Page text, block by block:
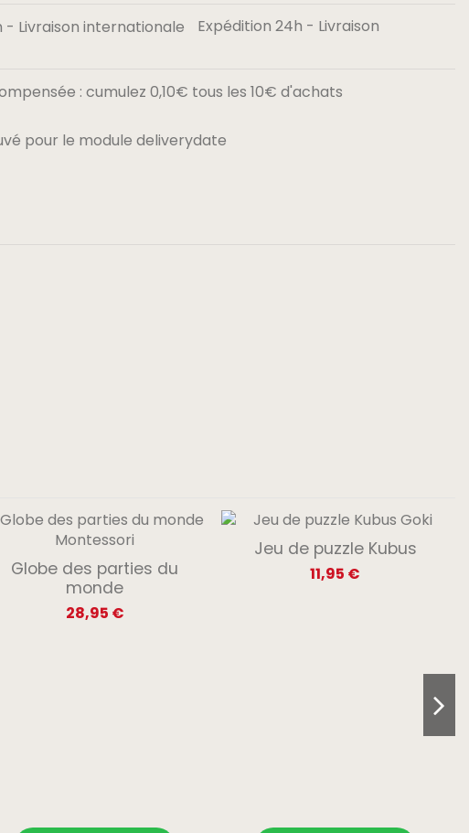
Expédition 24h - Livraison
: cumulez 0,10€ tous les 10€ d'achats
pour le module deliverydate
Globe des parties du
monde
28,95 €
Jeu de puzzle Kubus
11,95 €